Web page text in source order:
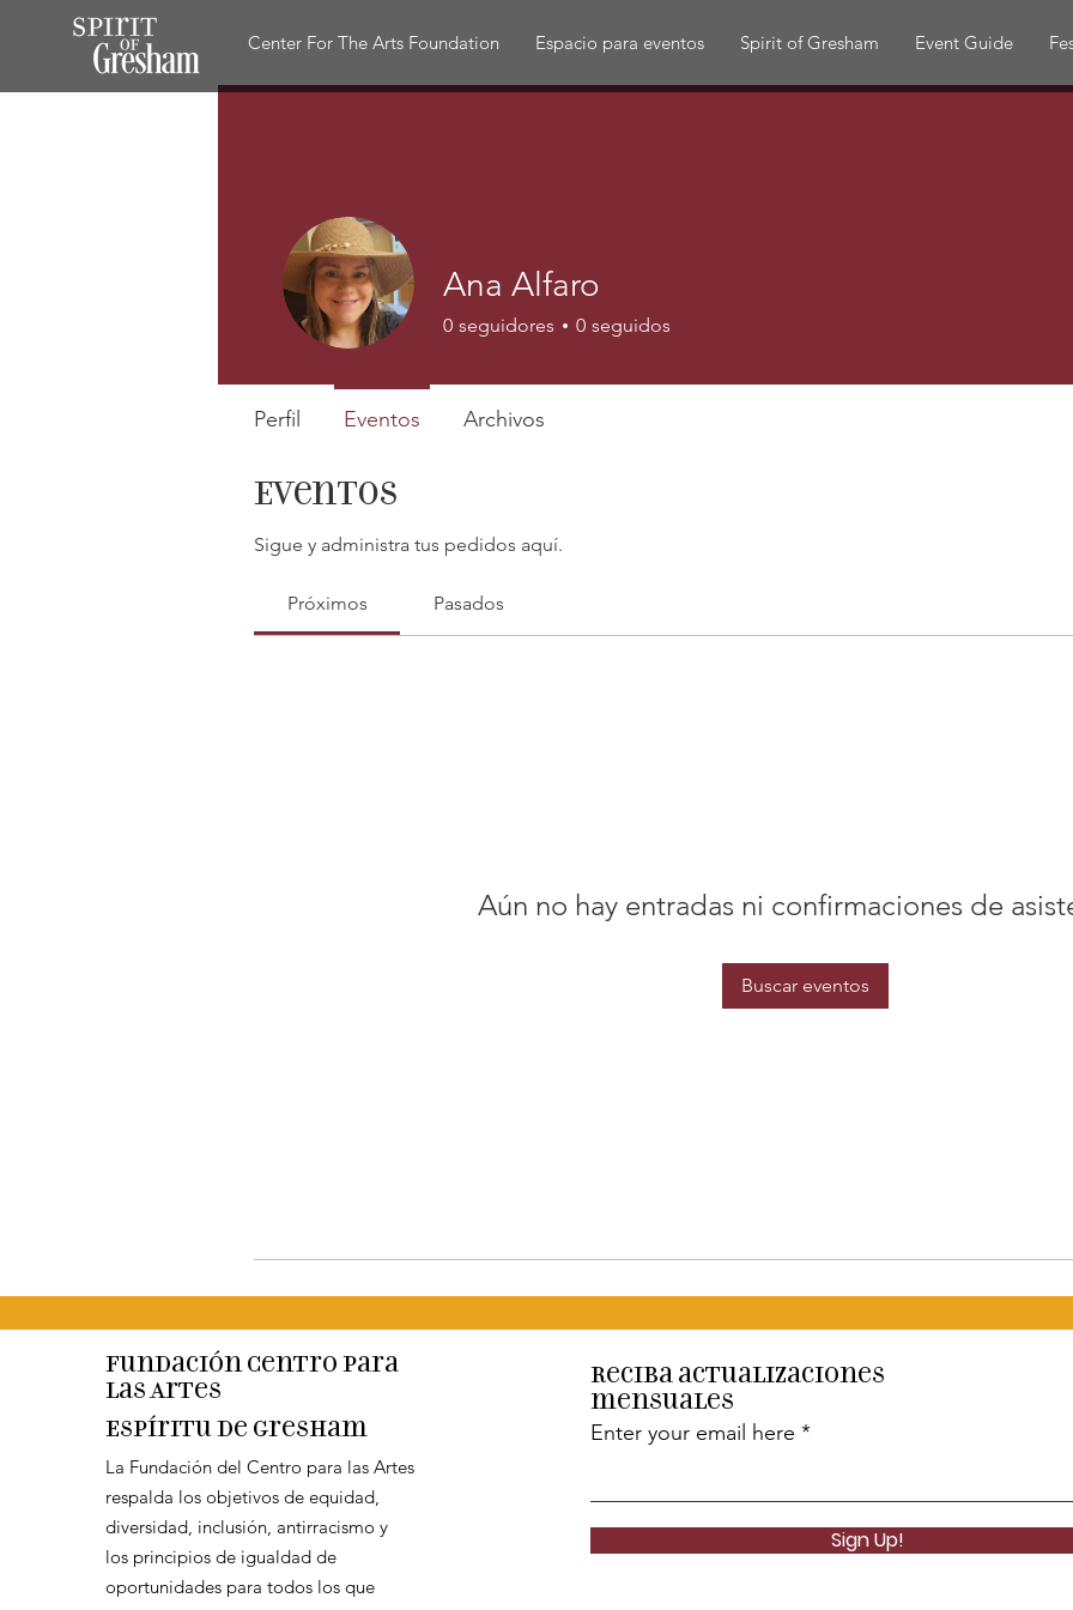
Center For The Arts Foundation Espacio para eventos Spirit of Gresham Event Guide
Eventos
Sigue y administra tus pedidos aquí.
Próximos Pasados
Aún no hay entradas ni confirmaciones de
Buscar eventos
Ana Alfaro
0 seguidores 0 seguidos
Perfil Eventos Archivos
Fundación Centro para
las Artes
Espíritu de Gresham
La Fundación del Centro para las Artes
respalda los objetivos de equidad,
diversidad, inclusión, antirracismo y
los principios de igualdad de
oportunidades para todos los que
Reciba actualizaciones
mensuales
Enter your email here
Sign Up!